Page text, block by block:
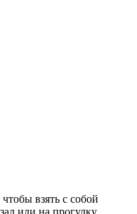
взять с собой
или на прогулку.